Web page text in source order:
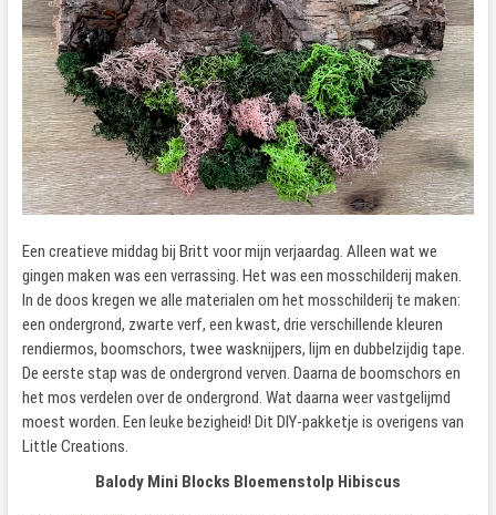
Een creatieve middag bij Britt voor mijn verjaardag. Alleen wat we
gingen maken was een verrassing. Het was een mosschilderij maken.
In de doos kregen we alle materialen om het mosschilderij te maken:
een ondergrond, zwarte verf, een kwast, drie verschillende kleuren
rendiermos, boomschors, twee wasknijpers, lijm en dubbelzijdig tape.
De eerste stap was de ondergrond verven. Daarna de boomschors en
het mos verdelen over de ondergrond. Wat daarna weer vastgelijmd
moest worden. Een leuke bezigheid! Dit DIY-pakketje is overigens van
Little Creations.
Balody Mini Blocks Bloemenstolp Hibiscus